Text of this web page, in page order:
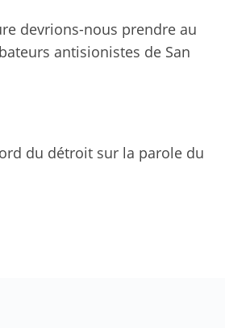
devrions-nous prendre au
antisionistes de San
du détroit sur la parole du